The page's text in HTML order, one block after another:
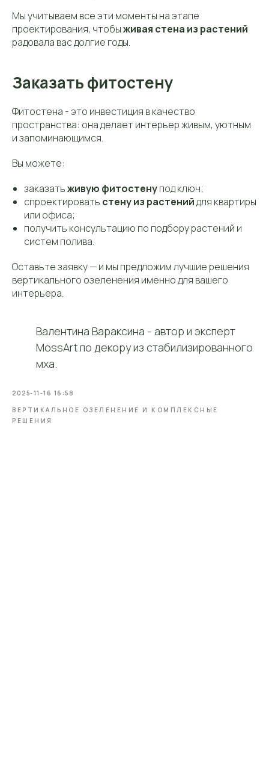
Мы учитываем все эти моменты на этапе
проектирования, чтобыживая стена из растений
радовала вас долгие годы.
Заказать фитостену
Фитостена - это инвестиция в качество
пространства: она делает интерьер живым, уютным
и запоминающимся.
Вы можете:
заказатьживую фитостенупод ключ;
спроектировать стену из растенийдля квартиры
или офиса;
получить консультацию по подбору растений и
систем полива.
Оставьте заявку — и мы предложим лучшие решения
вертикального озеленения именно для вашего
интерьера.
Валентина Вараксина - автор и эксперт
MossArt по декору из стабилизированного
мха.
2025-11-16 16:58
ВЕРТИКАЛЬНОЕ ОЗЕЛЕНЕНИЕ И КОМПЛЕКСНЫЕ
РЕШЕНИЯ
Контактная
+7 (906) 083-26-41